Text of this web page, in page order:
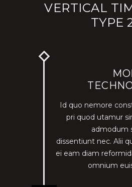
VERTICAL
TYPE
Id quo nemore
pri quod utamur
admodum
dissentiunt nec. Alii
ei eam diam
omnium